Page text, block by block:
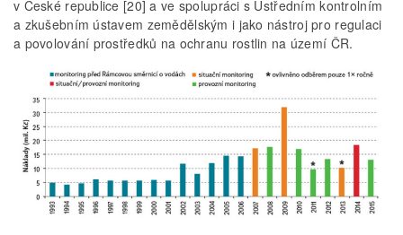
v České republice [20] a ve spolupráci s Ústředním kontrolním
a zkušebním ústavem zemědělským i jako nástroj pro regulaci
a povolování prostředků na ochranu rostlin na území ČR.